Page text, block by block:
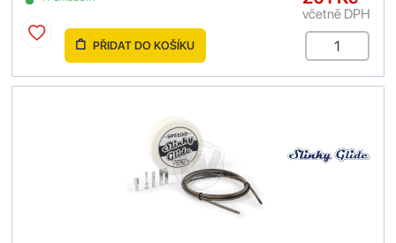
včetně DPH
PŘIDAT DO KOŠÍKU